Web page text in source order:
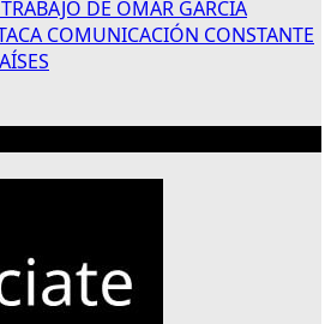
DE OMAR GARCÍA
COMUNICACIÓN CONSTANTE